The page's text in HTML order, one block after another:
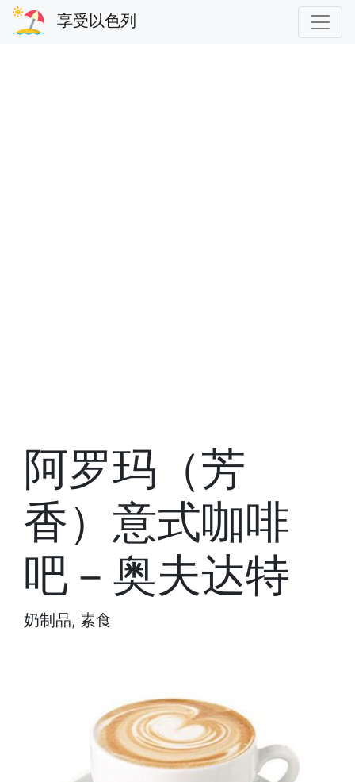
享受以色列
阿罗玛（芳
香）意式咖啡
吧－奥夫达特
奶制品, 素食